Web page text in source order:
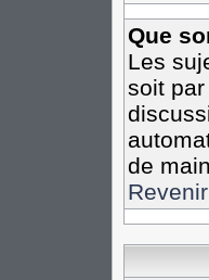
Que
Les
soit
de